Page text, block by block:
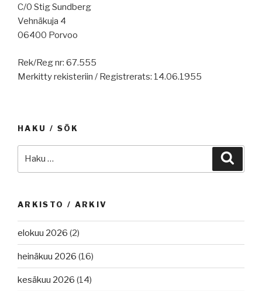
fest”
C/0 Stig Sundberg
Vehnäkuja 4
06400 Porvoo
Rek/Reg nr: 67.555
Merkitty rekisteriin / Registrerats: 14.06.1955
HAKU / SÖK
ARKISTO / ARKIV
elokuu 2026 (2)
heinäkuu 2026 (16)
kesäkuu 2026 (14)